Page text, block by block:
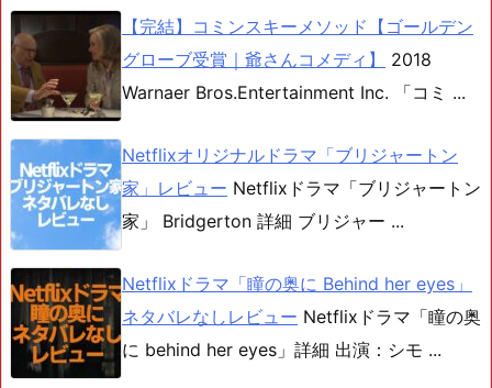
【完結】コミンスキーメソッド【ゴールデン
グローブ受賞｜爺さんコメディ】
2018
Warnaer Bros.Entertainment Inc. 「コミ ...
Netflixオリジナルドラマ「ブリジャートン
家」レビュー Netflixドラマ「ブリジャートン
家」 Bridgerton 詳細 ブリジャー ...
Netflixドラマ「瞳の奥に Behind her eyes」
ネタバレなしレビュー Netflixドラマ「瞳の奥
に behind her eyes」詳細 出演：シモ ...